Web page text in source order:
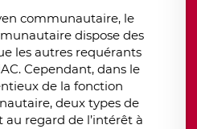
communautaire, le
dispose des
les autres requérants
Cependant, dans le
de la fonction
deux types de
au regard de l’intérêt à